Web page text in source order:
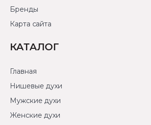
Бренды
Карта сайта
КАТАЛОГ
Главная
Нишевые духи
Мужские духи
Женские духи